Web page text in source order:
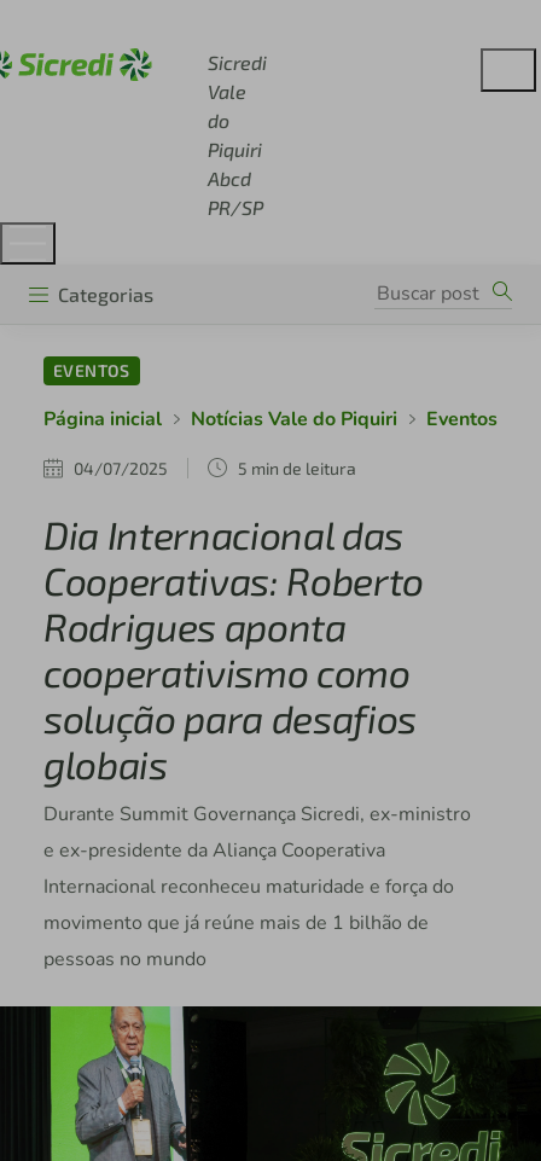
Sicredi
Vale
do
Piquiri
Abcd
PR/SP
Categorias
EVENTOS
Página inicial Notícias Vale do Piquiri Eventos
04/07/2025 5 min de leitura
Dia Internacional das
Cooperativas: Roberto
Rodrigues aponta
cooperativismo como
solução para desafios
globais
Durante Summit Governança Sicredi, ex-ministro
e ex-presidente da Aliança Cooperativa
Internacional reconheceu maturidade e força do
movimento que já reúne mais de 1 bilhão de
pessoas no mundo